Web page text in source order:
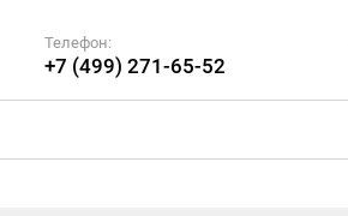
Телефон:
+7 (499) 271-65-52